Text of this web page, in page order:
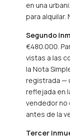
en una
para alquilar.
Segundo
€480.000.
vistas a las
la Nota
registrada —
reflejada en
vendedor no
antes de la
Tercer